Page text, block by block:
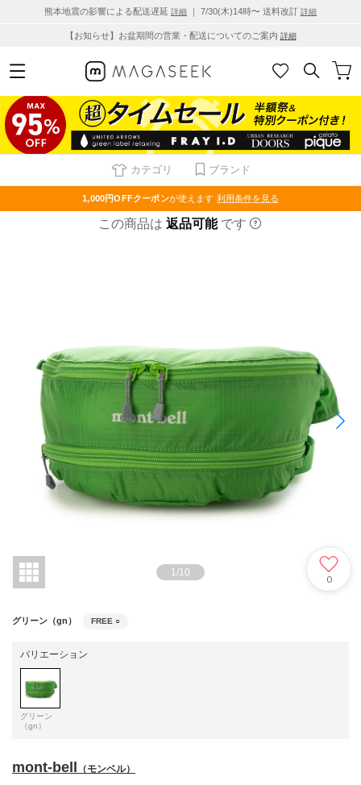
熊本地震の影響による配送遅延 詳細 ｜ 7/30(木)14時〜 送料改訂 詳細
【お知らせ】お盆期間の営業・配送についてのご案内 詳細
カテゴリ ブランド
1,000円OFFクーポンが使えます 利用条件を見る
この商品は 返品可能 です
1 /10
0
グリーン（gn） FREE ○
バリエーション
グリーン
（gn）
mont-bell （モンベル）